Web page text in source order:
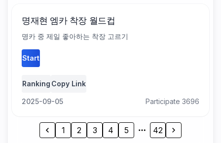
명재현 엠카 착장 월드컵
명카 중 제일 좋아하는 착장 고르기
Start
Ranking Copy Link
2025-09-05 Participate 3696
1 2 3 4 5 42